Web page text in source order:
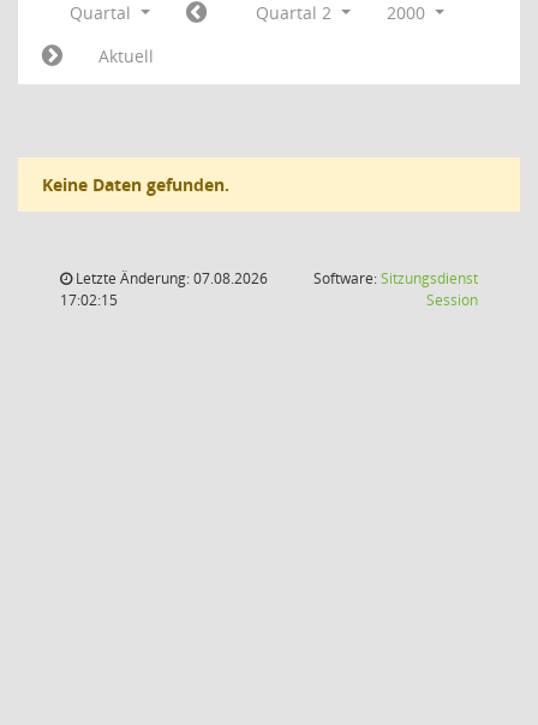
Quartal Quartal 2
2000
Aktuell
Keine Daten gefunden.
Letzte Änderung: 07.08.2026
17:02:15
Software:Sitzungsdienst
Session(Wird in